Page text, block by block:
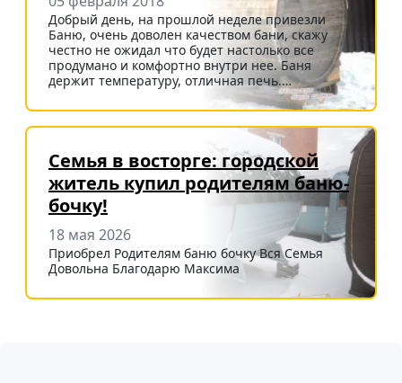
Добрый день, на прошлой неделе привезли
Баню, очень доволен качеством бани, скажу
честно не ожидал что будет настолько все
продумано и комфортно внутри нее. Баня
держит температуру, отличная печь.…
Семья в восторге: городской
житель купил родителям баню-
бочку!
18 мая 2026
Приобрел Родителям баню бочку Вся Семья
Довольна Благодарю Максима